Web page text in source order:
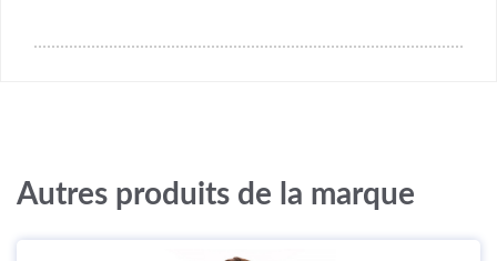
Autres produits de la marque